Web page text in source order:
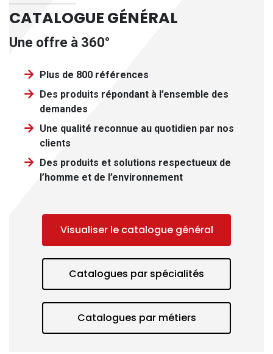
CATALOGUE GÉNÉRAL
Une offre à 360°
Plus de 800 références
Des produits répondant à l’ensemble des
demandes
Une qualité reconnue au quotidien par nos
clients
Des produits et solutions respectueux de
l’homme et de l’environnement
Visualiser le catalogue général
Catalogues par spécialités
Catalogues par métiers